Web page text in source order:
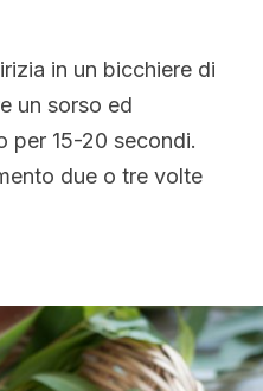
in un bicchiere di
un sorso ed
per 15-20 secondi.
due o tre volte